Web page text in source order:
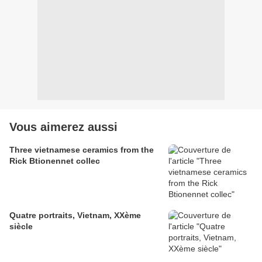
Vous aimerez aussi
Three vietnamese ceramics from the
Rick Btionennet collec
Quatre portraits, Vietnam, XXème
siècle